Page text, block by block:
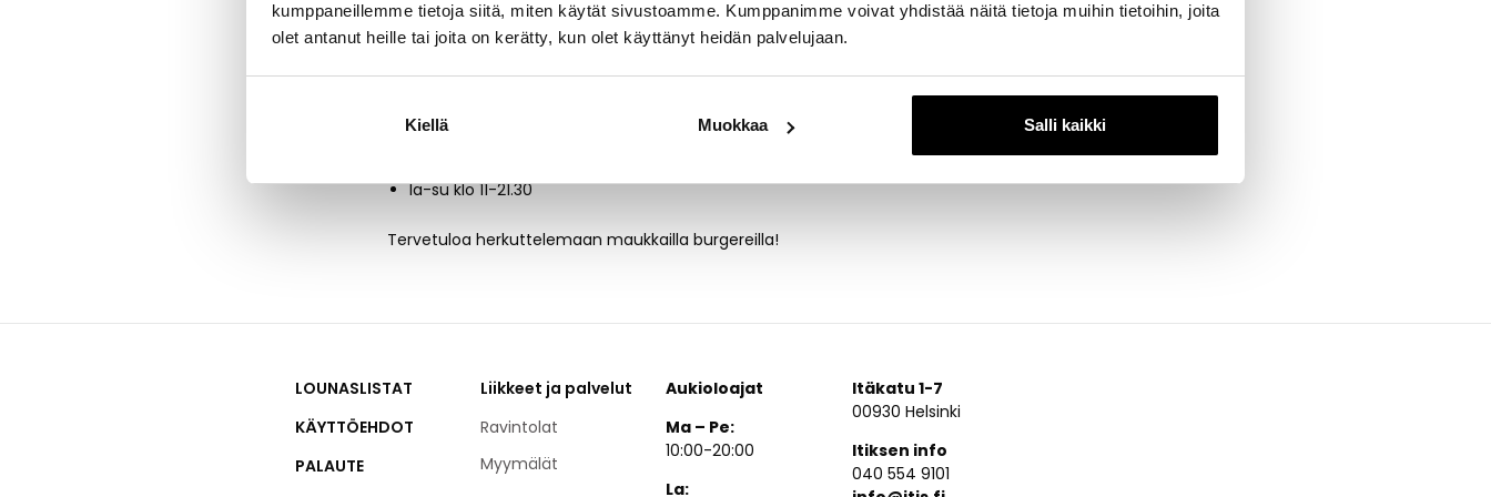
kumppaneillemme tietoja siitä, miten käytät sivustoamme. Kumppanimme voivat yhdistää näitä tietoja muihin tietoihin, joita
olet antanut heille tai joita on kerätty, kun olet käyttänyt heidän palvelujaan.
Kiellä Muokkaa Salli kaikki
Lisätietoja ravintolasta ja koko menun löydät Burger Companynverkkosivuilta!
la-su klo 11-21.30
Tervetuloa herkuttelemaan maukkailla burgereilla!
LOUNASLISTAT
KÄYTTÖEHDOT
PALAUTE
Liikkeet ja palvelut
Ravintolat
Myymälät
Aukioloajat
Ma – Pe:
10:00-20:00
La:
Itäkatu 1-7
00930 Helsinki
Itiksen info
040 554 9101